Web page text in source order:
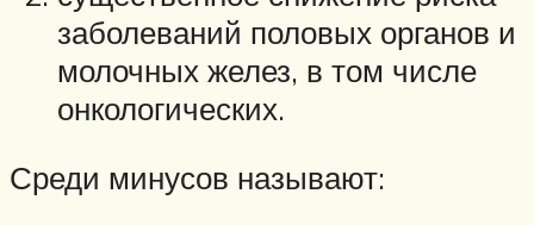
заболеваний половых органов и
молочных желез, в том числе
онкологических.
Среди минусов называют: